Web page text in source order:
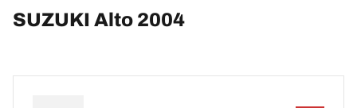
SUZUKI Alto 2004